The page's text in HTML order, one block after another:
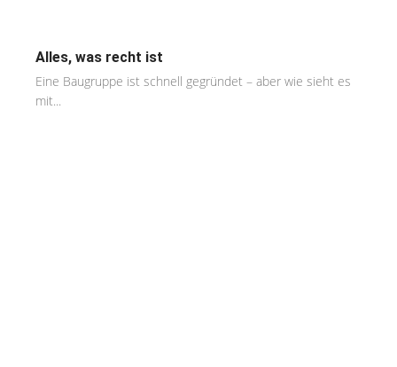
Alles, was recht ist
Eine Baugruppe ist schnell gegründet – aber wie sieht es
mit...